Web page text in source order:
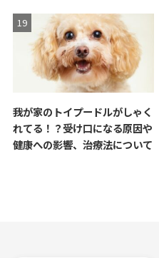
我が家のトイプードルがしゃく
れてる！？受け口になる原因や
健康への影響、治療法について